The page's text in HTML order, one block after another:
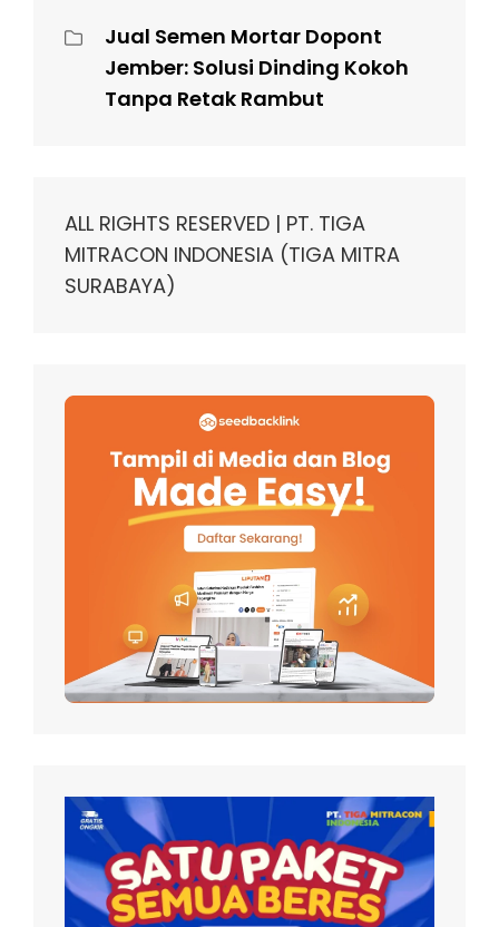
Jual Semen Mortar Dopont
Jember: Solusi Dinding Kokoh
Tanpa Retak Rambut
ALL RIGHTS RESERVED | PT. TIGA
MITRACON INDONESIA (TIGA MITRA
SURABAYA)